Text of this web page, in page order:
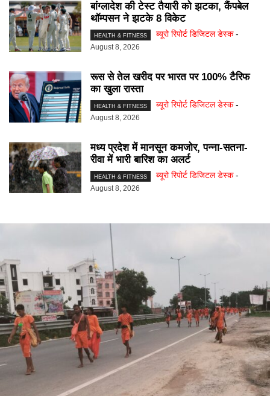
बांग्लादेश की टेस्ट तैयारी को झटका, कैंपबेल
थॉम्पसन ने झटके 8 विकेट
HEALTH & FITNESS ब्यूरो रिपोर्ट डिजिटल डेस्क -
August 8, 2026
रूस से तेल खरीद पर भारत पर 100% टैरिफ
का खुला रास्ता
HEALTH & FITNESS ब्यूरो रिपोर्ट डिजिटल डेस्क -
August 8, 2026
मध्य प्रदेश में मानसून कमजोर, पन्ना-सतना-
रीवा में भारी बारिश का अलर्ट
HEALTH & FITNESS ब्यूरो रिपोर्ट डिजिटल डेस्क -
August 8, 2026